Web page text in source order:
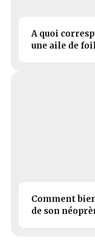
A quoi
une aile de
Comment
de son